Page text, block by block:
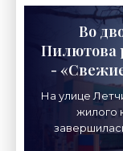
Во
Пилютова
-
На улице
жилого
сада. Его